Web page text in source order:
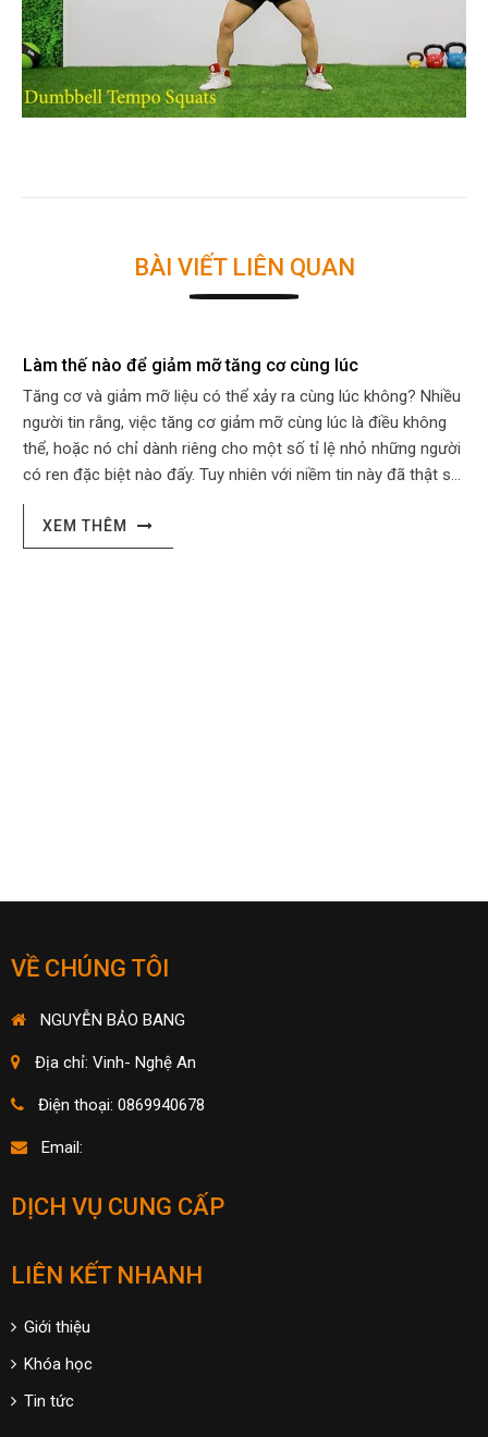
BÀI VIẾT LIÊN QUAN
Làm thế nào để giảm mỡ tăng cơ cùng lúc
Tăng cơ và giảm mỡ liệu có thể xảy ra cùng lúc không? Nhiều
người tin rằng, việc tăng cơ giảm mỡ cùng lúc là điều không
thể, hoặc nó chỉ dành riêng cho một số tỉ lệ nhỏ những người
có ren đặc biệt nào đấy. Tuy nhiên với niềm tin này đã thật sự
đúng hay chưa, hay có thể tất cả mọi người đều tăng cơ giảm
mỡ cùng lúc được? Hôm nay tôi sẽ giúp bạn tìm ra câu trả lời
chính xác cho vấn đề này, nhưng trước tiên xin bạn đừng quên
XEM THÊM
VỀ CHÚNG TÔI
NGUYỄN BẢO BANG
Địa chỉ: Vinh- Nghệ An
Điện thoại: 0869940678
Email:
DỊCH VỤ CUNG CẤP
LIÊN KẾT NHANH
Giới thiệu
Khóa học
Tin tức